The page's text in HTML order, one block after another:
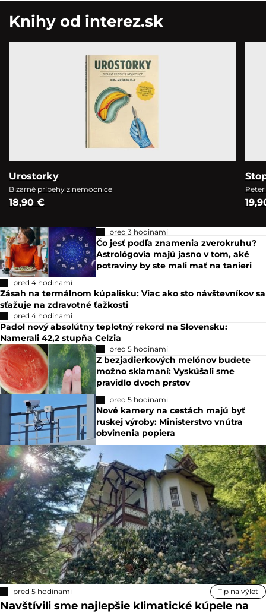
Knihy od interez.sk
Urostorky
Bizarné príbehy z nemocnice
18,90 €
pred 3 hodinami
Čo jesť podľa znamenia zverokruhu?
Astrológovia majú jasno v tom, aké
potraviny by ste mali mať na tanieri
pred 4 hodinami
Zásah na termálnom kúpalisku: Viac ako sto návštevníkov sa
sťažuje na zdravotné ťažkosti
pred 4 hodinami
Padol nový absolútny teplotný rekord na Slovensku:
Namerali 42,2 stupňa Celzia
pred 5 hodinami
Z bezjadierkových melónov budete
možno sklamaní: Vyskúšali sme
pravidlo dvoch prstov
pred 5 hodinami
Nové kamery na cestách majú byť
ruskej výroby: Ministerstvo vnútra
obvinenia popiera
pred 5 hodinami Tip na výlet
Navštívili sme najlepšie klimatické kúpele na